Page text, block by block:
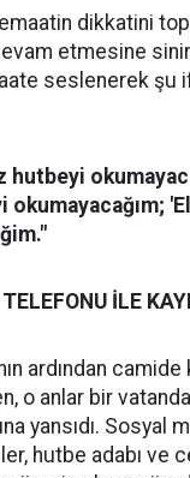
dikkatini
etmesine
seslenerek şu
hutbeyi
İLE
ardından
o anlar bir
yansıdı. Sosyal
hutbe adabı ve